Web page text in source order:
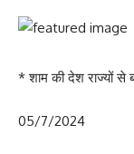
* शाम की देश राज्यों से
05/7/2024